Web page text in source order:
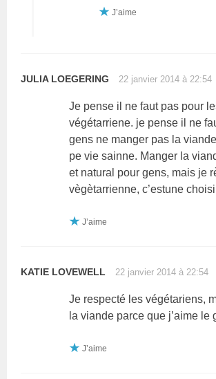
J’aime
JULIA LOEGERING 22 janvier 2014 à 22:54
Je pense il ne faut pas pour
végétarriene. je pense il ne
gens ne manger pas la
pe vie sainne. Manger la
et natural pour gens, mais je
vègètarrienne, c’estune
J’aime
KATIE LOVEWELL 22 janvier 2014 à 22:54
Je respecté les végétariens,
la viande parce que j’aime le
J’aime